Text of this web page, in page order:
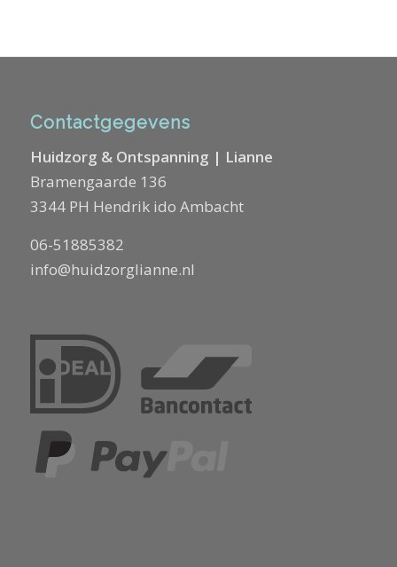
Contactgegevens
Huidzorg & Ontspanning | Lianne
Bramengaarde 136
3344 PH Hendrik ido Ambacht
06-51885382
info@huidzorglianne.nl